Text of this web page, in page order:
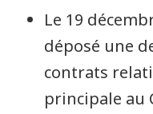
Le 19
déposé une
contrats
principale au